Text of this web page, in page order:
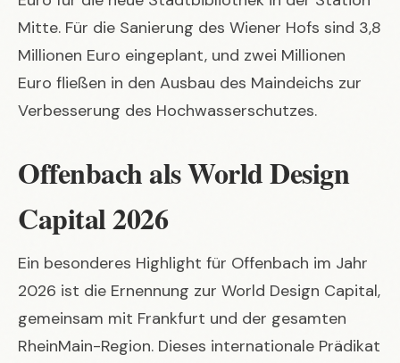
Mitte. Für die Sanierung des Wiener Hofs sind 3,8
Millionen Euro eingeplant, und zwei Millionen
Euro fließen in den Ausbau des Maindeichs zur
Verbesserung des Hochwasserschutzes.
Offenbach als World Design
Capital 2026
Ein besonderes Highlight für Offenbach im Jahr
2026 ist die Ernennung zur World Design Capital,
gemeinsam mit Frankfurt und der gesamten
RheinMain-Region. Dieses internationale Prädikat